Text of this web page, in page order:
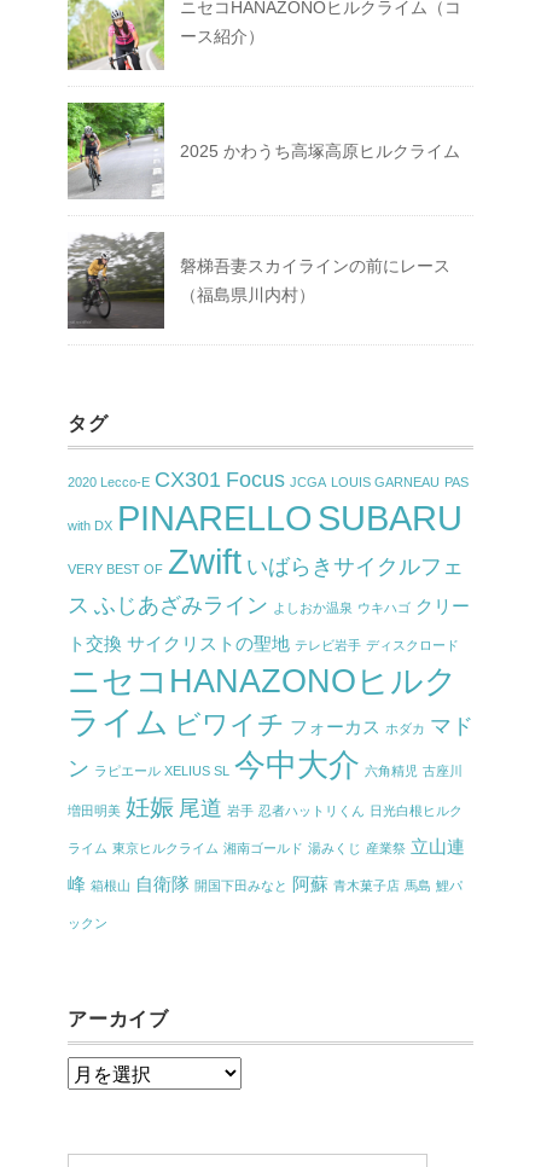
ニセコHANAZONOヒルクライム（コ
ース紹介）
2025 かわうち高塚高原ヒルクライム
磐梯吾妻スカイラインの前にレース
（福島県川内村）
タグ
2020 Lecco-E CX301 Focus JCGA LOUIS GARNEAU PAS
with DX PINARELLOSUBARU
VERY BEST OF Zwift いばらきサイクルフェ
ス ふじあざみライン よしおか温泉 ウキハゴ クリー
ト交換 サイクリストの聖地 テレビ岩手 ディスクロード
ニセコHANAZONOヒルク
ライム ビワイチ フォーカス ホダカ マド
ン ラピエール XELIUS SL 今中大介 六角精児 古座川
増田明美 妊娠 尾道 岩手 忍者ハットリくん 日光白根ヒルク
ライム 東京ヒルクライム 湘南ゴールド 湯みくじ 産業祭 立山連
峰 箱根山 自衛隊 開国下田みなと 阿蘇 青木菓子店 馬島 鯉パ
ックン
アーカイブ
ア